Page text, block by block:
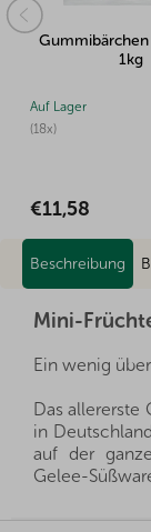
1kg
(18x)
Auf Lager
€11,58
Beschreibung
Mini-
Ein wenig
Das allererste
in
auf der
Gelee-